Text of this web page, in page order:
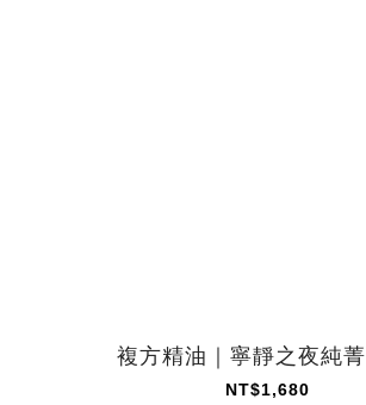
複方精油｜寧靜之夜純菁
NT$1,680